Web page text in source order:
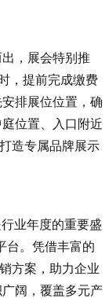
，展会特别推
，提前完成缴费
排展位位置，确
位置、入口附近
造专属品牌展示
业年度的重要盛
台。凭借丰富的
方案，助力企业
阔，覆盖多元产